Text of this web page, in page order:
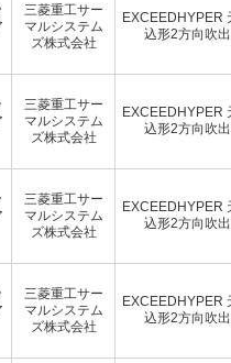
三菱重工サー
マルシステム
ズ株式会社
EXCEEDHYPER
込形2方向吹
三菱重工サー
マルシステム
ズ株式会社
EXCEEDHYPER
込形2方向吹
三菱重工サー
マルシステム
ズ株式会社
EXCEEDHYPER
込形2方向吹
三菱重工サー
マルシステム
ズ株式会社
EXCEEDHYPER
込形2方向吹